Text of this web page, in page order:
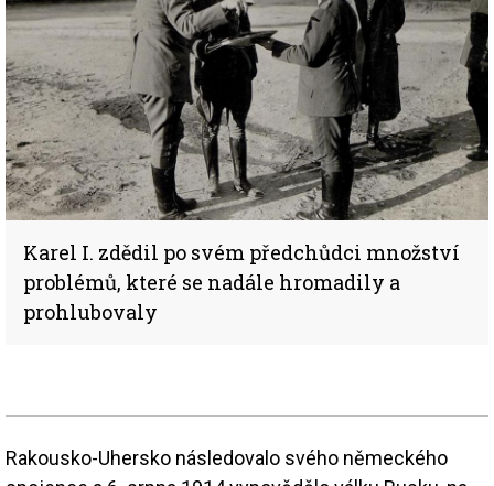
Karel I. zdědil po svém předchůdci množství
problémů, které se nadále hromadily a
prohlubovaly
Rakousko-Uhersko následovalo svého německého